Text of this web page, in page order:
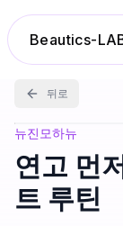
Beautics-
랭킹
성분분석
뒤로
뉴진모하뉴
연고 먼
트 루틴